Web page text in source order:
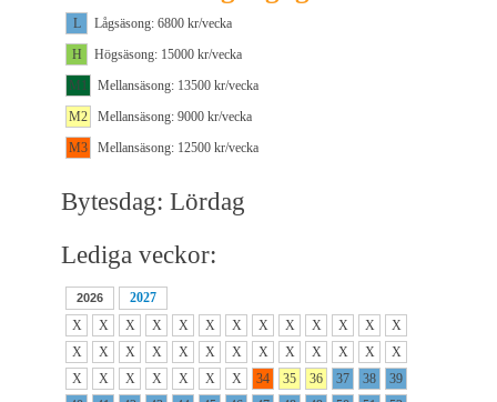
L
Lågsäsong: 6800 kr/vecka
H
Högsäsong: 15000 kr/vecka
M1
Mellansäsong: 13500 kr/vecka
M2
Mellansäsong: 9000 kr/vecka
M3
Mellansäsong: 12500 kr/vecka
Bytesdag: Lördag
Lediga veckor:
2026
2027
X
X X X X X X X X X X X
X
X
X X X X X X X X X X X
X
X
X X X X X X 34 35 36 37 38
39